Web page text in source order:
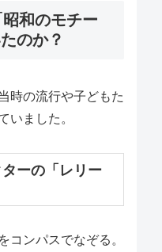
和のモチー
のか？
時の流行や子どもた
いました。
ーの「レリー
コンパスでなぞる。